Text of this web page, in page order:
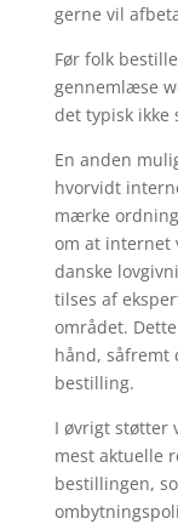
gerne vil
Før folk
gennemlæse
det typisk ikke
En anden
hvorvidt
mærke
om at internet
danske
tilses af
området.
hånd,
bestilling.
I øvrigt støtter
mest aktuelle
bestillingen,